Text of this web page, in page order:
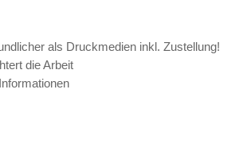
als Druckmedien inkl. Zustellung!
die Arbeit